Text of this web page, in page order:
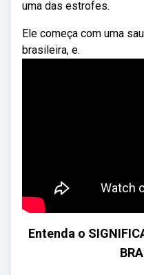
uma das estrofes.
Ele começa com uma
brasileira, e.
Entenda o